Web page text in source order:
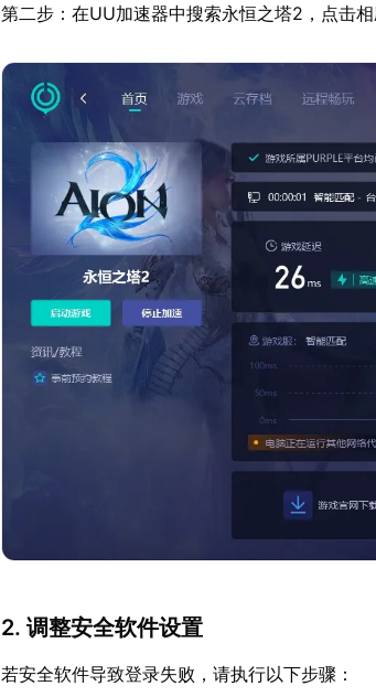
第二步：在UU加速器中搜索永恒之塔2，点击相
2. 调整安全软件设置
若安全软件导致登录失败，请执行以下步骤：